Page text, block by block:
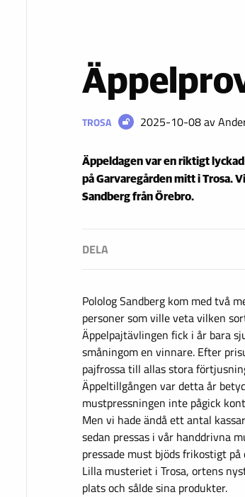
TROSA 2025-10-08av
Äppeldagen var en riktigt
på Garvaregården mitt i Trosa.
Sandberg från Örebro.
Pololog Sandberg kom med två
personer som ville veta vilken
Äppelpajtävlingen fick i år bara
småningom en vinnare. Efter
pajfrossa till allas stora
Äppeltillgången var detta år
mustpressningen inte pågick
Men vi hade ändå ett antal
sedan pressas i vår handdrivna
pressade must bjöds frikostigt på
Lilla musteriet i Trosa, ortens
plats och sålde sina produkter.